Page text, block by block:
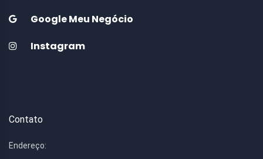
Google Meu Negócio
Instagram
Contato
Endereço: